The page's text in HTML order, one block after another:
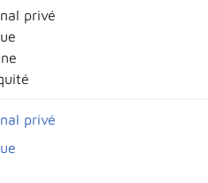
privé
privé